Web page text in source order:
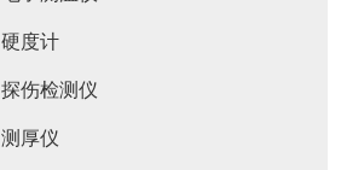
硬度计
探伤检测仪
测厚仪